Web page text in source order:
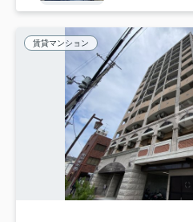
賃貸マンション